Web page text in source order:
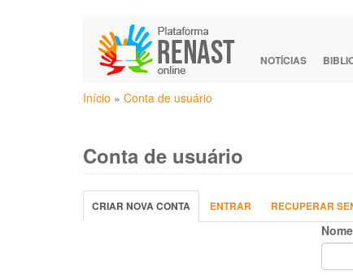
NOTÍCIAS
Você
Início » Conta de usuário
Conta de usuário
Abas
primárias
CRIAR NOVA CONTA (ABA
ATIVA)
ENTRAR RECUPERAR